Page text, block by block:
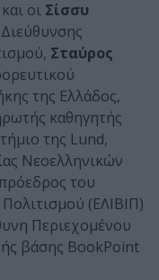
οι Σίσσυ
Σταύρος
της Ελλάδος,
καθηγητής
της Lund,
Νεοελληνικών
του
(ΕΛΙΒΙΠ)
Περιεχομένου
βάσης BookPoint